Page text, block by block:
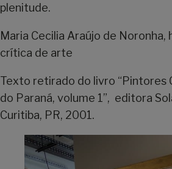
plenitude.
Maria Cecilia Araújo de Noronha,
crítica de arte
Texto retirado do livro “Pintores
do Paraná, volume 1”, editora
Curitiba, PR, 2001.